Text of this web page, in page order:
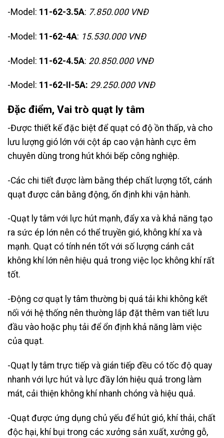
-Model: 11-62-3.5A: 7.850.000 VNĐ
-Model: 11-62-4A: 15.530.000 VNĐ
-Model: 11-62-4.5A: 20.850.000 VNĐ
-Model: 11-62- -5A: 29.250.000 VNĐ
Đặc điểm, Vai trò quạt ly tâm
-Được thiết kế đặc biệt để quạt có độ ồn thấp, và cho
lưu lượng gió lớn với cột áp cao vận hành cực êm
chuyên dùng trong hút khói bếp công nghiệp.
-Các chi tiết được làm bằng thép chất lượng tốt, cánh
quạt được cân bằng động, ổn định khi vận hành.
-Quạt ly tâm với lực hút mạnh, đẩy xa và khả năng tạo
ra sức ép lớn nên có thể truyền gió, không khí xa và
mạnh. Quạt có tính nén tốt với số lượng cánh cắt
không khí lớn nên hiệu quả trong việc lọc không khí rất
tốt.
-Động cơ quạt ly tâm thường bị quá tải khi không kết
nối với hệ thống nên thường lắp đặt thêm van tiết lưu
đầu vào hoặc phụ tải để ổn định khả năng làm việc
của quạt.
-Quạt ly tâm trực tiếp và gián tiếp đều có tốc độ quay
nhanh với lực hút và lực đầy lớn hiệu quả trong làm
mát, cải thiện không khí nhanh chóng và hiệu quả.
-Quạt được ứng dụng chủ yếu để hút gió, khí thải, chất
độc hại, khí bụi trong các xưởng sản xuất, xưởng gỗ,